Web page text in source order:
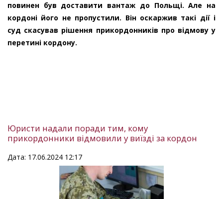
повинен був доставити вантаж до Польщі. Але на
кордоні його не пропустили. Він оскаржив такі дії і
суд скасував рішення прикордонників про відмову у
перетині кордону.
Юристи надали поради тим, кому
прикордонники відмовили у виїзді за кордон
Дата: 17.06.2024 12:17